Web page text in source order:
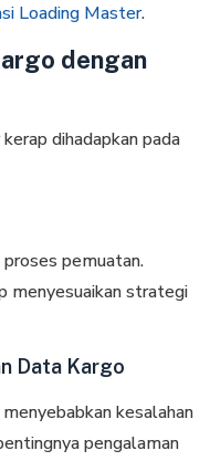
Loading Master.
dengan
kerap dihadapkan pada
pemuatan.
menyesuaikan strategi
Data Kargo
kesalahan
pengalaman